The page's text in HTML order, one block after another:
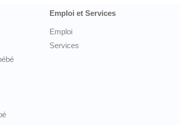
Emploi et Services
Emploi
Services